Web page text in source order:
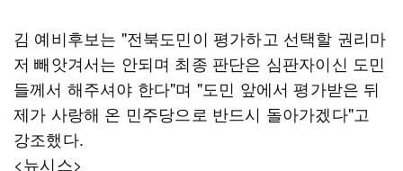
김 예비후보는 "전북도민이 평가하고 선택할 권리마
저 빼앗겨서는 안되며 최종 판단은 심판자이신 도민
들께서 해주셔야 한다"며 "도민 앞에서 평가받은 뒤
제가 사랑해 온 민주당으로 반드시 돌아가겠다"고
강조했다.
<뉴시스>